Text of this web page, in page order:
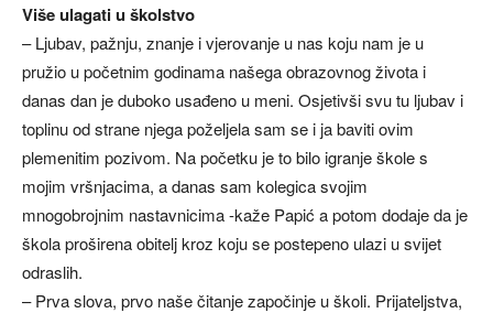
Više ulagati u školstvo
– Ljubav, pažnju, znanje i vjerovanje u nas koju nam je u
pružio u početnim godinama našega obrazovnog života i
danas dan je duboko usađeno u meni. Osjetivši svu tu ljubav i
toplinu od strane njega poželjela sam se i ja baviti ovim
plemenitim pozivom. Na početku je to bilo igranje škole s
mojim vršnjacima, a danas sam kolegica svojim
mnogobrojnim nastavnicima -kaže Papić a potom dodaje da je
škola proširena obitelj kroz koju se postepeno ulazi u svijet
odraslih.
– Prva slova, prvo naše čitanje započinje u školi. Prijateljstva,